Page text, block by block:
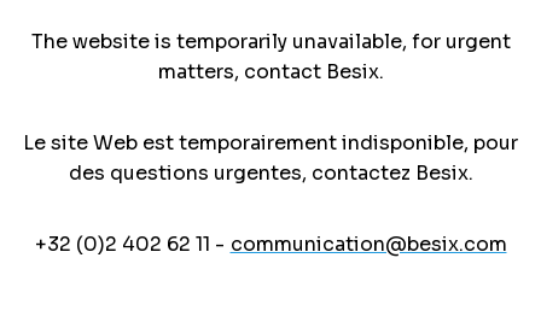
The website is temporarily unavailable, for urgent
matters, contact Besix.
Le site Web est temporairement indisponible, pour
des questions urgentes, contactez Besix.
+32 (0)2 402 62 11 - communication@besix.com